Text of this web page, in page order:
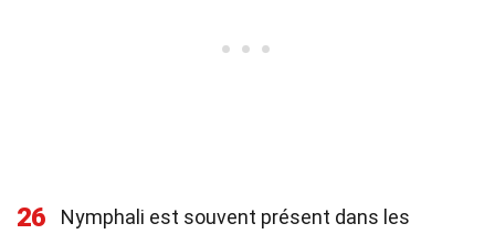
26
Nymphali est souvent présent dans les